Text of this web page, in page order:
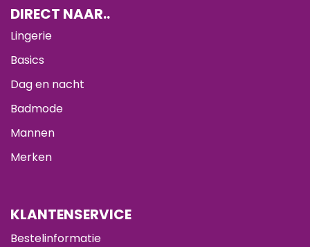
DIRECT NAAR..
Lingerie
Basics
Dag en nacht
Badmode
Mannen
Merken
KLANTENSERVICE
Bestelinformatie